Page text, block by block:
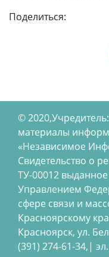
Поделиться:
©
материалы
«Независимое
Свидетельство о
ТУ-00012
Управлением
сфере связи и
Красноярскому
Красноярск, ул.
(391) 274-61-34,|